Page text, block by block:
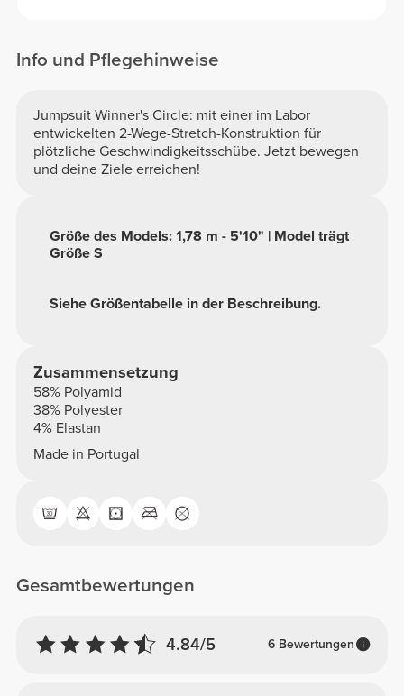
Info und Pflegehinweise
Jumpsuit Winner's Circle: mit einer im Labor
entwickelten 2-Wege-Stretch-Konstruktion für
plötzliche Geschwindigkeitsschübe. Jetzt bewegen
und deine Ziele erreichen!
Siehe Größentabelle in der Beschreibung.
Größe des Models: 1,78 m - 5'10" | Model trägt
Größe S
Zusammensetzung
58% Polyamid
38% Polyester
4% Elastan
Made in Portugal
Gesamtbewertungen
4.84/5 6 Bewertungen